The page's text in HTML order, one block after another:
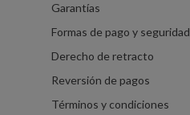
Garantías
Formas de pago y seguridad
Derecho de retracto
Reversión de pagos
Términos y condiciones